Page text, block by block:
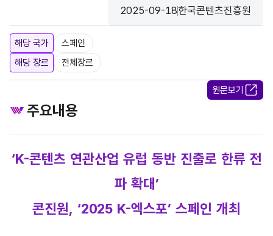
등록일
2025-09-18
수집기관
한국콘텐츠진흥원
해당 국가
스페인
해당 장르
전체장르
원문보기
주요내용
‘K-콘텐츠 연관산업 유럽 동반 진출로 한류 전
파 확대’
콘진원, ‘2025 K-엑스포’ 스페인 개최